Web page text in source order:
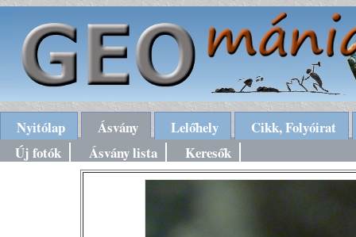
Nyitólap Ásvány Lelőhely
Cikk, Folyóirat
Új fotók
Ásvány lista Keresők